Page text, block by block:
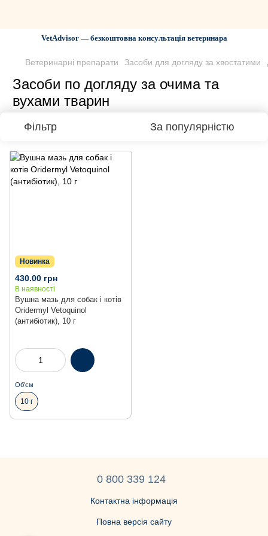
VetAdvisor — безкоштовна консультація ветеринара
Ветеринарні препарати Засоби для догляду за хвостатими
Засоби по догляду за очима та
вухами тварин
Фільтр За популярністю
Новинка
Вушна мазь для собак і котів
Oridermyl Vetoquinol
(антибіотик), 10 г
430.00 грн
В наявності
Об'єм
10 г
0 800 339 124
Контактна інформація
Повна версія сайту